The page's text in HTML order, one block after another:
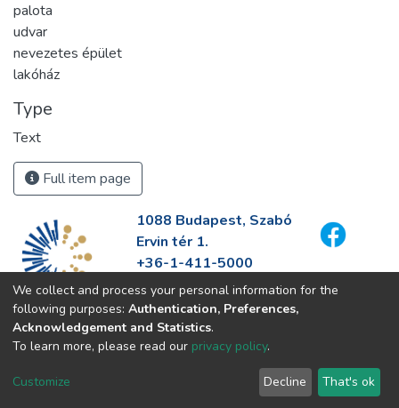
palota
udvar
nevezetes épület
lakóház
Type
Text
Full item page
1088 Budapest, Szabó
Ervin tér 1.
+36-1-411-5000
info@fszek.hu
https://fszek.hu
We collect and process your personal information for the
following purposes: Authentication, Preferences,
Acknowledgement and Statistics.
To learn more, please read our privacy policy.
Customize Decline That's ok